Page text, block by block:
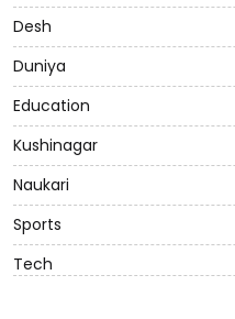
Desh
Duniya
Education
Kushinagar
Naukari
Sports
Tech